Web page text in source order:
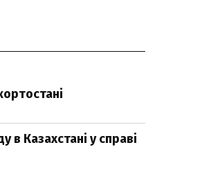
в Казахстані у справі